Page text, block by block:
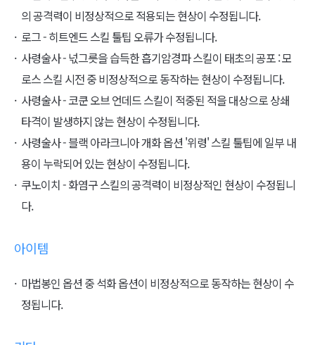
의 공격력이 비정상적으로 적용되는 현상이 수정됩니다.
로그 - 히트엔드 스킬 툴팁 오류가 수정됩니다.
사령술사 - 넋그릇을 습득한 흡기암경파 스킬이 태초의 공포 : 모
로스 스킬 시전 중 비정상적으로 동작하는 현상이 수정됩니다.
사령술사 - 코쿤 오브 언데드 스킬이 적중된 적을 대상으로 상쇄
타격이 발생하지 않는 현상이 수정됩니다.
사령술사 - 블랙 아라크니아 개화 옵션 '위령' 스킬 툴팁에 일부 내
용이 누락되어 있는 현상이 수정됩니다.
쿠노이치 - 화염구 스킬의 공격력이 비정상적인 현상이 수정됩니
다.
아이템
마법봉인 옵션 중 석화 옵션이 비정상적으로 동작하는 현상이 수
정됩니다.